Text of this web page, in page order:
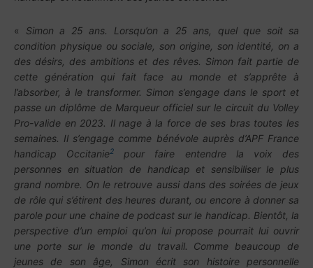
« Simon a 25 ans. Lorsqu’on a 25 ans, quel que soit sa
condition physique ou sociale, son origine, son identité, on a
des désirs, des ambitions et des rêves. Simon fait partie de
cette génération qui fait face au monde et s’apprête à
l’absorber, à le transformer. Simon s’engage dans le sport et
passe un diplôme de Marqueur officiel sur le circuit du Volley
Pro-valide en 2023. Il nage à la force de ses bras toutes les
semaines. Il s’engage comme bénévole auprès d’APF France
handicap Occitanie2
pour faire entendre la voix des
personnes en situation de handicap et sensibiliser le plus
grand nombre. On le retrouve aussi dans des soirées de jeux
de rôle qui s’étirent des heures durant, ou encore à donner sa
parole pour une chaine de podcast sur le handicap. Bientôt, la
perspective d’un emploi qu’on lui propose pourrait lui ouvrir
une porte sur le monde du travail. Comme beaucoup de
jeunes de son âge, Simon écrit son histoire personnelle